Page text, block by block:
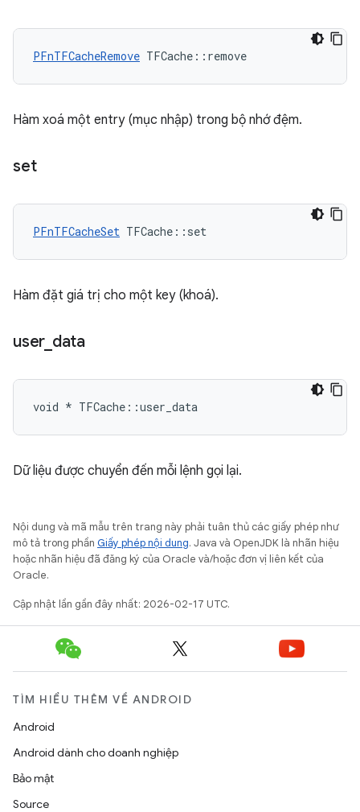
PFnTFCacheRemove TFCache::remove
Hàm xoá một entry (mục nhập) trong bộ nhớ đệm.
set
PFnTFCacheSet TFCache::set
Hàm đặt giá trị cho một key (khoá).
user_ data
void * TFCache::user_data
Dữ liệu được chuyển đến mỗi lệnh gọi lại.
Nội dung và mã mẫu trên trang này phải tuân thủ các giấy phép như
mô tả trong phần Giấy phép nội dung. Java và OpenJDK là nhãn hiệu
hoặc nhãn hiệu đã đăng ký của Oracle và/hoặc đơn vị liên kết của
Oracle.
Cập nhật lần gần đây nhất: 2026-02-17 UTC.
TÌM HIỂU THÊM VỀ ANDROID
Android
Android dành cho doanh nghiệp
Bảo mật
Source